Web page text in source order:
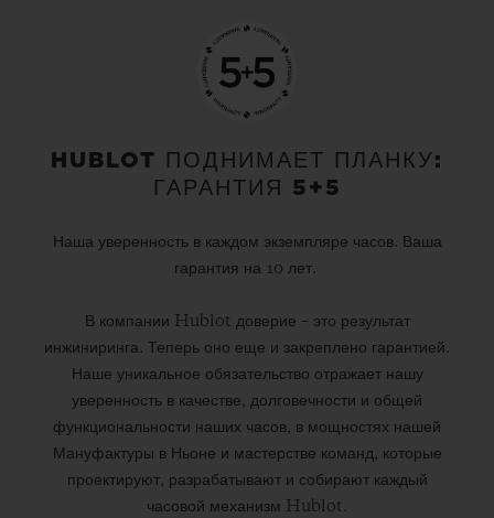
HUBLOT ПОДНИМАЕТ ПЛАНКУ:
ГАРАНТИЯ 5+5
Наша уверенность в каждом экземпляре часов. Ваша
гарантия на 10 лет.
В компании Hublot доверие – это результат
инжиниринга. Теперь оно еще и закреплено гарантией.
Наше уникальное обязательство отражает нашу
уверенность в качестве, долговечности и общей
функциональности наших часов, в мощностях нашей
Мануфактуры в Ньоне и мастерстве команд, которые
проектируют, разрабатывают и собирают каждый
часовой механизм Hublot.